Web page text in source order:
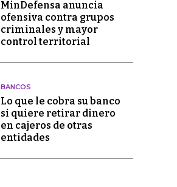
MinDefensa anuncia
ofensiva contra grupos
criminales y mayor
control territorial
BANCOS
Lo que le cobra su banco
si quiere retirar dinero
en cajeros de otras
entidades